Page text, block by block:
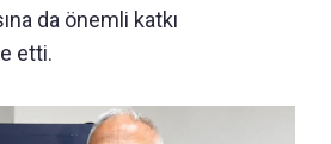
da önemli katkı
etti.